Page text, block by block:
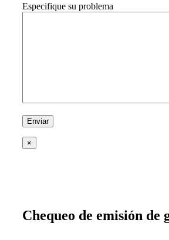
Especifique su problema
×
Chequeo de emisión de